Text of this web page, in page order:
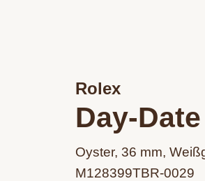
Rolex
Day-
Oyster, 36 mm,
M128399TBR‑0029